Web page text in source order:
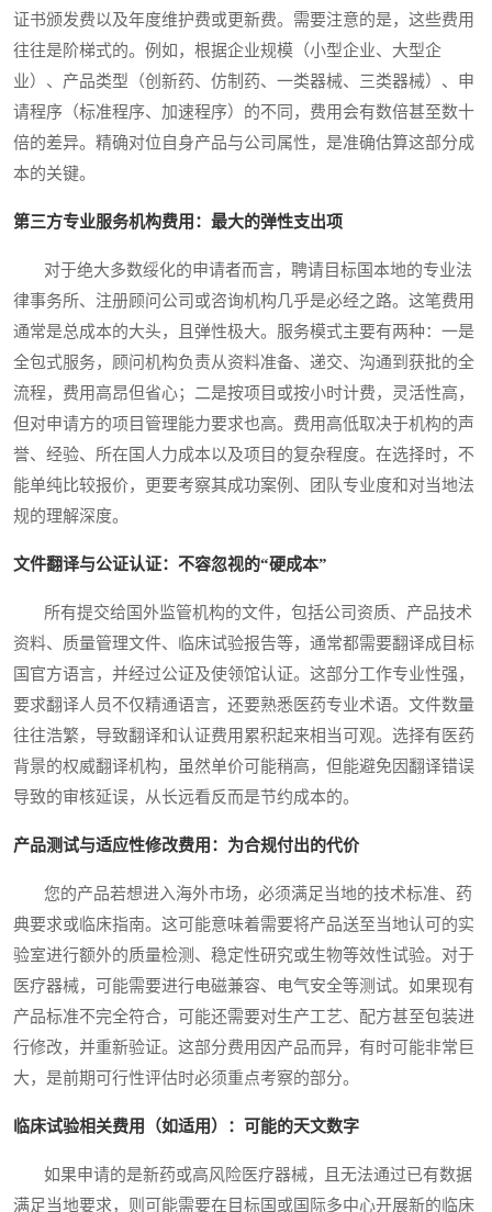
证书颁发费以及年度维护费或更新费。需要注意的是，这些费用
往往是阶梯式的。例如，根据企业规模（小型企业、大型企
业）、产品类型（创新药、仿制药、一类器械、三类器械）、申
请程序（标准程序、加速程序）的不同，费用会有数倍甚至数十
倍的差异。精确对位自身产品与公司属性，是准确估算这部分成
本的关键。
第三方专业服务机构费用：最大的弹性支出项
对于绝大多数绥化的申请者而言，聘请目标国本地的专业法
律事务所、注册顾问公司或咨询机构几乎是必经之路。这笔费用
通常是总成本的大头，且弹性极大。服务模式主要有两种：一是
全包式服务，顾问机构负责从资料准备、递交、沟通到获批的全
流程，费用高昂但省心；二是按项目或按小时计费，灵活性高，
但对申请方的项目管理能力要求也高。费用高低取决于机构的声
誉、经验、所在国人力成本以及项目的复杂程度。在选择时，不
能单纯比较报价，更要考察其成功案例、团队专业度和对当地法
规的理解深度。
文件翻译与公证认证：不容忽视的“硬成本”
所有提交给国外监管机构的文件，包括公司资质、产品技术
资料、质量管理文件、临床试验报告等，通常都需要翻译成目标
国官方语言，并经过公证及使领馆认证。这部分工作专业性强，
要求翻译人员不仅精通语言，还要熟悉医药专业术语。文件数量
往往浩繁，导致翻译和认证费用累积起来相当可观。选择有医药
背景的权威翻译机构，虽然单价可能稍高，但能避免因翻译错误
导致的审核延误，从长远看反而是节约成本的。
产品测试与适应性修改费用：为合规付出的代价
您的产品若想进入海外市场，必须满足当地的技术标准、药
典要求或临床指南。这可能意味着需要将产品送至当地认可的实
验室进行额外的质量检测、稳定性研究或生物等效性试验。对于
医疗器械，可能需要进行电磁兼容、电气安全等测试。如果现有
产品标准不完全符合，可能还需要对生产工艺、配方甚至包装进
行修改，并重新验证。这部分费用因产品而异，有时可能非常巨
大，是前期可行性评估时必须重点考察的部分。
临床试验相关费用（如适用）：可能的天文数字
如果申请的是新药或高风险医疗器械，且无法通过已有数据
满足当地要求，则可能需要在目标国或国际多中心开展新的临床